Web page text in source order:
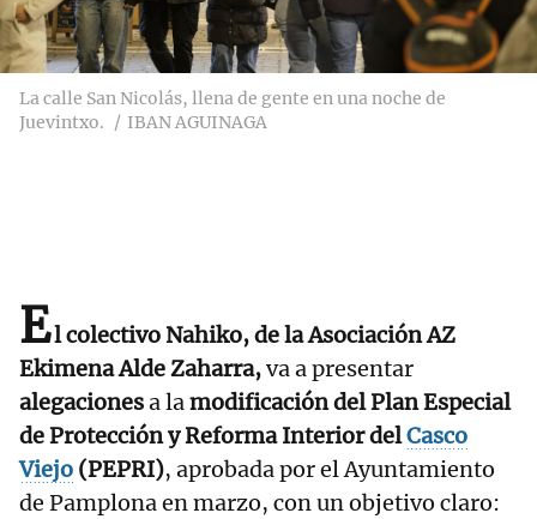
La calle San Nicolás, llena de gente en una noche de
Juevintxo.
IBAN AGUINAGA
El colectivo Nahiko, de la Asociación AZ
Ekimena Alde Zaharra,va a presentar
alegacionesa lamodificación del Plan Especial
de Protección y Reforma Interior delCasco
Viejo (PEPRI), aprobada por el Ayuntamiento
de Pamplona en marzo, con un objetivo claro: